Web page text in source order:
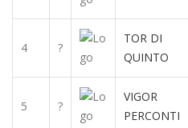
4 ?
TOR DI
QUINTO
5 ?
VIGOR
PERCONTI